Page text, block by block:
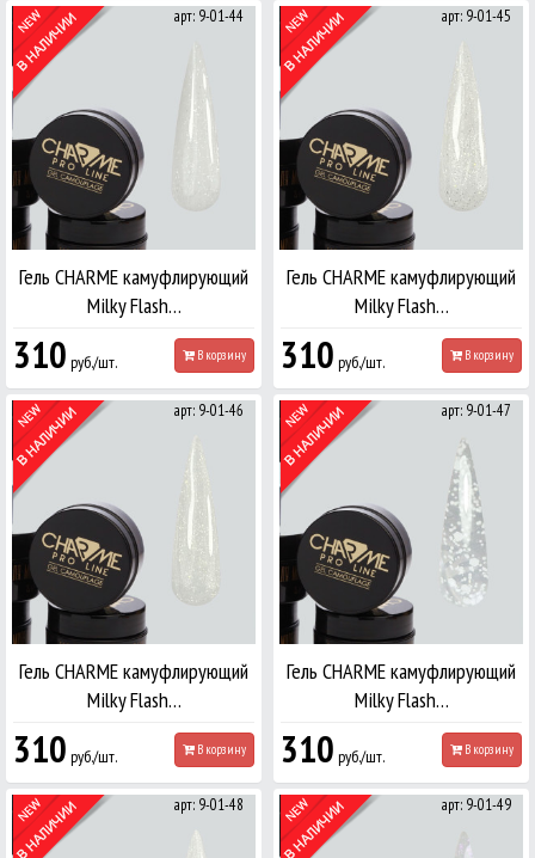
арт: 9-01-44
Гель CHARME камуфлирующий
Milky Flash…
310 руб./шт. В корзину
арт: 9-01-45
Гель CHARME камуфлирующий
Milky Flash…
310 руб./шт. В корзину
арт: 9-01-46
Гель CHARME камуфлирующий
Milky Flash…
310 руб./шт. В корзину
арт: 9-01-47
Гель CHARME камуфлирующий
Milky Flash…
310 руб./шт. В корзину
арт: 9-01-48 арт: 9-01-49